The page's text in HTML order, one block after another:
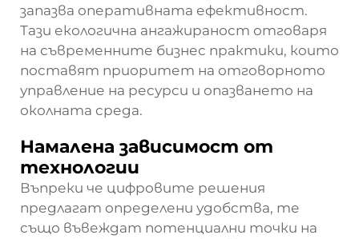
запазва оперативната ефективност.
Тази екологична ангажираност отговаря
на съвременните бизнес практики, които
поставят приоритет на отговорното
управление на ресурси и опазването на
околната среда.
Намалена зависимост от
технологии
Въпреки че цифровите решения
предлагат определени удобства, те
също въвеждат потенциални точки на